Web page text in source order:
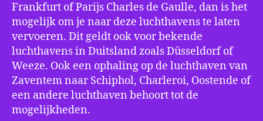
Frankfurt of Parijs Charles de Gaulle, dan is het
mogelijk om je naar deze luchthavens te laten
vervoeren. Dit geldt ook voor bekende
luchthavens in Duitsland zoals Düsseldorf of
Weeze. Ook een ophaling op de luchthaven van
Zaventem naar Schiphol, Charleroi, Oostende of
een andere luchthaven behoort tot de
mogelijkheden.